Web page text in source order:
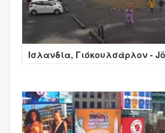
Ισλανδία, Γιόκουλσάρλον -